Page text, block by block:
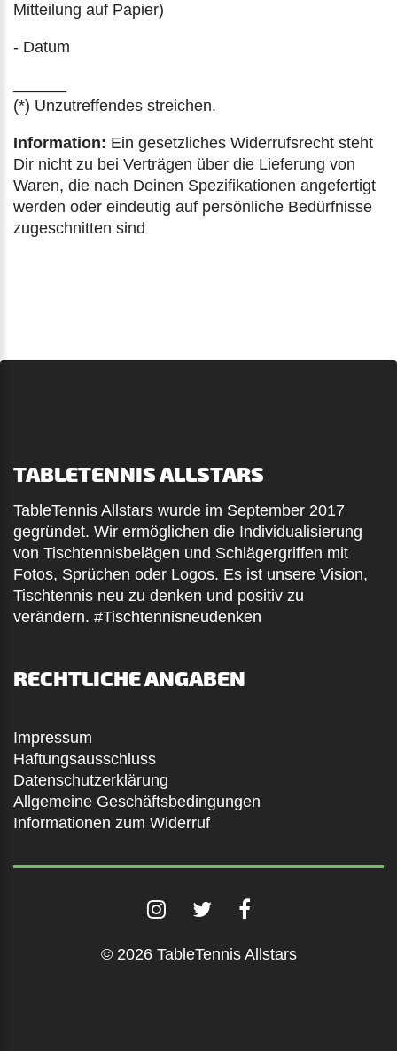
Mitteilung auf Papier)
- Datum
(*) Unzutreffendes streichen.
Information: Ein gesetzliches Widerrufsrecht steht
Dir nicht zu bei Verträgen über die Lieferung von
Waren, die nach Deinen Spezifikationen angefertigt
werden oder eindeutig auf persönliche Bedürfnisse
zugeschnitten sind
TABLETENNIS ALLSTARS
TableTennis Allstars wurde im September 2017
gegründet. Wir ermöglichen die Individualisierung
von Tischtennisbelägen und Schlägergriffen mit
Fotos, Sprüchen oder Logos. Es ist unsere Vision,
Tischtennis neu zu denken und positiv zu
verändern. #Tischtennisneudenken
RECHTLICHE ANGABEN
Impressum
Haftungsausschluss
Datenschutzerklärung
Allgemeine Geschäftsbedingungen
Informationen zum Widerruf
© 2026 TableTennis Allstars